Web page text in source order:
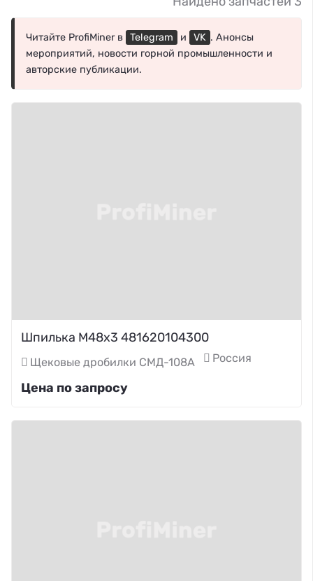
Читайте ProfiMiner в Telegram и VK . Анонсы
мероприятий, новости горной промышленности и
авторские публикации.
Шпилька М48х3 481620104300
Щековые дробилки СМД-108А Россия
Цена по запросу